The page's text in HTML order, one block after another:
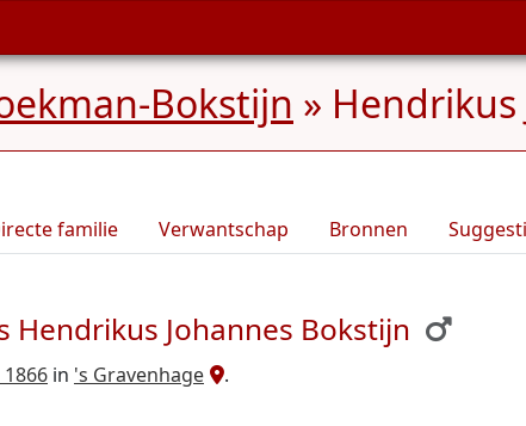
Bokstijn » Hendrikus
familie Verwantschap Bronnen
Hendrikus Johannes Bokstijn
in 's Gravenhage
.